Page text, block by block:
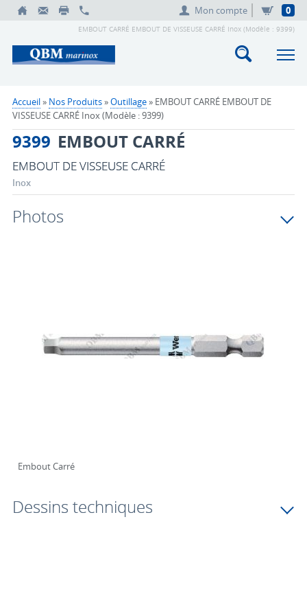
Mon compte 0
EMBOUT CARRÉ EMBOUT DE VISSEUSE CARRÉ Inox (Modèle : 9399)
Accueil» Nos Produits»Outillage» EMBOUT CARRÉ EMBOUT DE
VISSEUSE CARRÉ Inox (Modèle : 9399)
9399 EMBOUT CARRÉ
EMBOUT DE VISSEUSE CARRÉ
Inox
Photos
Embout Carré
Dessins techniques